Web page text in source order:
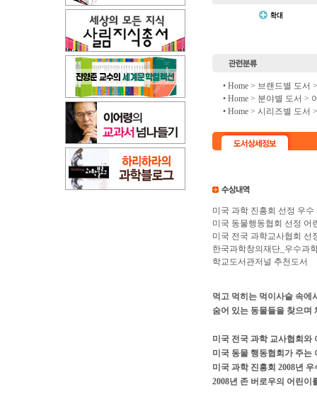
• Home > 브랜드별 도서
• Home > 분야별 도서 >
• Home > 시리즈별 도서
미국 과학 진흥회 선정 우수
미국 동물행동협회 선정 어
미국 전국 과학교사협회 선
한국과학창의재단_우수과
학교도서관저널 추천도서
먹고 먹히는 먹이사슬 속에
숨어 있는 동물들을 찾으며
미국 전국 과학 교사협회와
미국 동물 행동협회가 주는
미국 과학 진흥회 2008년
2008년 존 버로우의 어린이